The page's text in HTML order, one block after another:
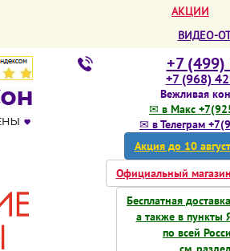
АКЦИИ
ВИДЕО-
+7
+7 (968)
Вежливая
✉ в Макс
✉ в Телеграм
Акция до 10
Официальный
Бесплатная
а также в пункты
по всей